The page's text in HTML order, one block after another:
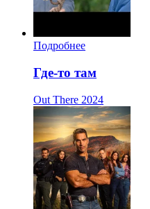
Подробнее
Где-то там
Out There 2024